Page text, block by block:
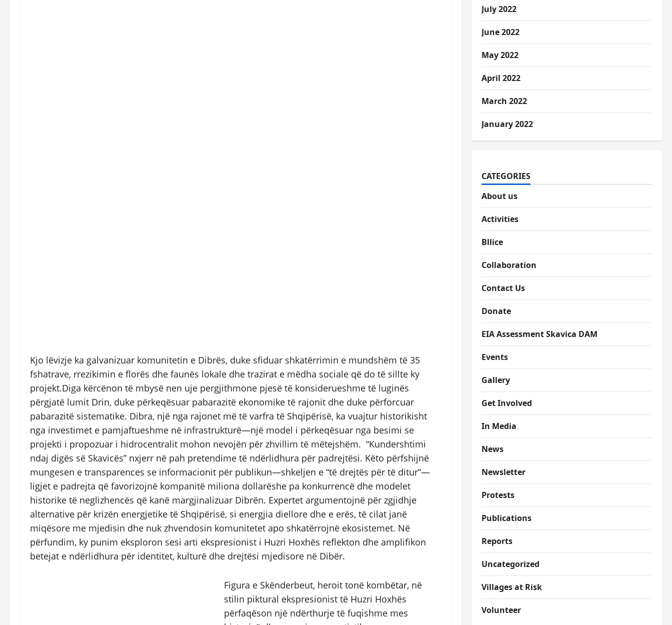
Kjo lëvizje ka galvanizuar komunitetin e Dibrës, duke sfiduar shkatërrimin e mundshëm të 35
fshatrave, rrezikimin e florës dhe faunës lokale dhe trazirat e mëdha sociale që do të sillte ky
projekt.Diga kërcënon të mbysë nen uje pergjithmone pjesë të konsiderueshme të luginës
përgjatë lumit Drin, duke përkeqësuar pabarazitë ekonomike të rajonit dhe duke përforcuar
pabarazitë sistematike. Dibra, një nga rajonet më të varfra të Shqipërisë, ka vuajtur historikisht
nga investimet e pamjaftueshme në infrastrukturë—një model i përkeqësuar nga besimi se
projekti i propozuar i hidrocentralit mohon nevojën për zhvillim të mëtejshëm. “Kundershtimi
ndaj digës së Skavicës” nxjerr në pah pretendime të ndërlidhura për padrejtësi. Këto përfshijnë
mungesen e transparences se informacionit për publikun—shkeljen e “të drejtës për të ditur”—
ligjet e padrejta që favorizojnë kompanitë miliona dollarëshe pa konkurrencë dhe modelet
historike të neglizhencës që kanë margjinalizuar Dibrën. Expertet argumentojnë për zgjidhje
alternative për krizën energjetike të Shqipërisë, si energjia diellore dhe e erës, të cilat janë
miqësore me mjedisin dhe nuk zhvendosin komunitetet apo shkatërrojnë ekosistemet. Në
përfundim, ky punim eksploron sesi arti ekspresionist i Huzri Hoxhës reflekton dhe amplifikon
betejat e ndërlidhura për identitet, kulturë dhe drejtësi mjedisore në Dibër.
Figura e Skënderbeut, heroit tonë kombëtar, në
stilin piktural ekspresionist të Huzri Hoxhës
përfaqëson një ndërthurje të fuqishme mes
July 2022
June 2022
May 2022
April 2022
March 2022
January 2022
CATEGORIES
About us
Activities
Bllice
Collaboration
Contact Us
Donate
EIA Assessment Skavica DAM
Events
Gallery
Get Involved
In Media
News
Newsletter
Protests
Publications
Reports
Uncategorized
Villages at Risk
Volunteer